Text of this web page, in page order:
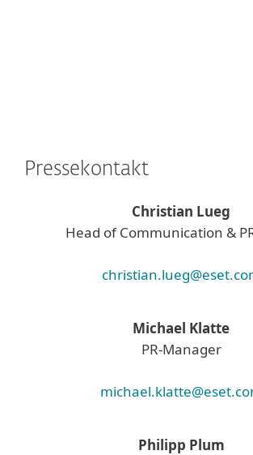
Pressekontakt
Christian Lueg
Head of Communication &
Michael Klatte
PR-Manager
Philipp Plum